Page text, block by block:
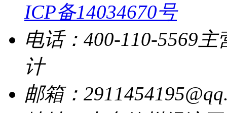
ICP备14034670号
电话：400-110-5569 主
计
邮箱：